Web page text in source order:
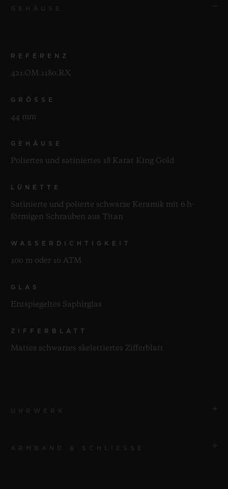
REFERENZ
421.OM.1180.RX
GRÖSSE
44 mm
GEHÄUSE
Poliertes und satiniertes 18 Karat King Gold
LÜNETTE
Satinierte und polierte schwarze Keramik mit 6 h-
förmigen Schrauben aus Titan
WASSERDICHTIGKEIT
100 m oder 10 ATM
GLAS
Entspiegeltes Saphirglas
ZIFFERBLATT
Mattes schwarzes skelettiertes Zifferblatt